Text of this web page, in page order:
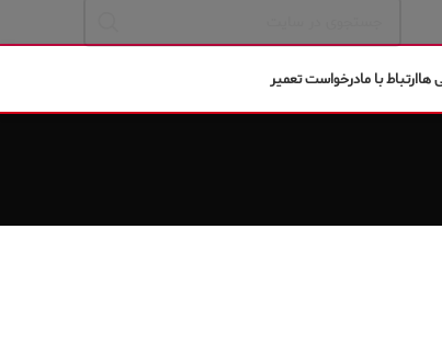
هاارتباط با مادرخواست تعمیر